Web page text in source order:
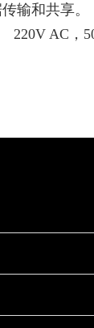
据传输和
AC，
。